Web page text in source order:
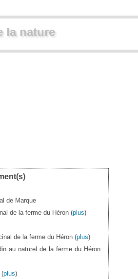
la nature
de Marque
de la ferme du Héron (plus)
de la ferme du Héron (plus)
au naturel de la ferme du Héron
(plus)